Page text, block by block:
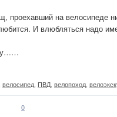
проехавший на велосипеде
И влюбляться надо
велосипед ПВД велопоход
0